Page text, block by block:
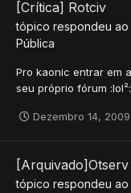
[Crítica] Rotciv
tópico respondeu ao
Pública
Pro kaonic entrar em
seu próprio fórum :lol²:
Dezembro 14, 2009
tópico respondeu ao